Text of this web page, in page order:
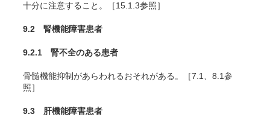
十分に注意すること。［15.1.3参照］
9.2 腎機能障害患者
9.2.1 腎不全のある患者
骨髄機能抑制があらわれるおそれがある。［7.1、8.1参
照］
9.3 肝機能障害患者